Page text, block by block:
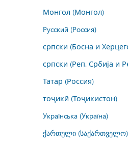
Монгол (Монгол)
Русский (Россия)
српски (Босна и
српски (Реп. Србија и
Татар (Россия)
тоҷикӣ (Тоҷикистон)
Українська (Україна)
ქართული (საქართველო)